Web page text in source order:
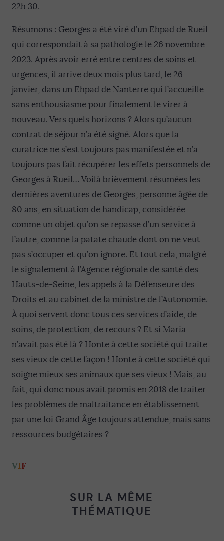
22h 30.
Résumons : Georges a été viré d’un Ehpad de Rueil
qui correspondait à sa pathologie le 26 novembre
2023. Après avoir erré entre centres de soins et
urgences, il arrive deux mois plus tard, le 26
janvier, dans un Ehpad de Nanterre qui l’accueille
sans enthousiasme pour finalement le virer à
nouveau. Vers quels horizons ? Alors qu’aucun
contrat de séjour n’a été signé. Alors que la
curatrice ne s’est toujours pas manifestée et n’a
toujours pas fait récupérer les effets personnels de
Georges à Rueil… Voilà brièvement résumées les
dernières aventures de Georges, personne âgée de
80 ans, en situation de handicap, considérée
comme un objet qu’on se repasse d’un service à
l’autre, comme la patate chaude dont on ne veut
pas s’occuper et qu’on ignore. Et tout cela, malgré
le signalement à l’Agence régionale de santé des
Hauts-de-Seine, les appels à la Défenseure des
Droits et au cabinet de la ministre de l’Autonomie.
À quoi servent donc tous ces services d’aide, de
soins, de protection, de recours ? Et si Maria
n’avait pas été là ? Honte à cette société qui traite
ses vieux de cette façon ! Honte à cette société qui
soigne mieux ses animaux que ses vieux ! Mais, au
fait, qui donc nous avait promis en 2018 de traiter
les problèmes de maltraitance en établissement
par une loi Grand Âge toujours attendue, mais sans
ressources budgétaires ?
VIF
SUR LA MÊME
THÉMATIQUE